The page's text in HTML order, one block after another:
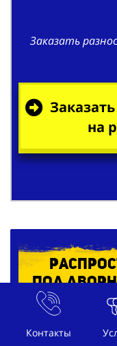
Контакты
Заказать
на
под